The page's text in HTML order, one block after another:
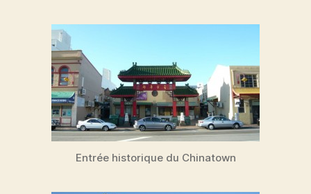
Entrée historique du Chinatown